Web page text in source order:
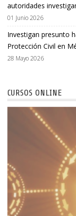
autoridades
01 Junio 2026
Investigan presunto
Protección Civil en
28 Mayo 2026
CURSOS ONLINE